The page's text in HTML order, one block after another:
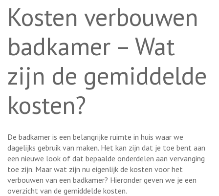
Kosten verbouwen
badkamer – Wat
zijn de gemiddelde
kosten?
De badkamer is een belangrijke ruimte in huis waar we
dagelijks gebruik van maken. Het kan zijn dat je toe bent aan
een nieuwe look of dat bepaalde onderdelen aan vervanging
toe zijn. Maar wat zijn nu eigenlijk de kosten voor het
verbouwen van een badkamer? Hieronder geven we je een
overzicht van de gemiddelde kosten.